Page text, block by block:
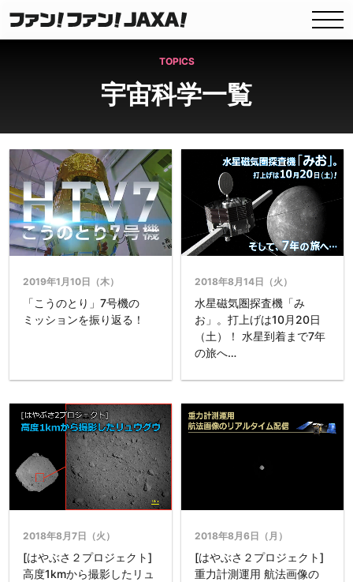
TOPICS
宇宙科学一覧
2019年1月10日（木）
「こうのとり」7号機の
ミッションを振り返る！
2018年8月14日（火）
水星磁気圏探査機「み
お」。打上げは10月20日
（土）！ 水星到着まで7年
の旅へ…
2018年8月7日（火）
[はやぶさ２プロジェクト]
高度1kmから撮影したリュ
2018年8月6日（月）
[はやぶさ２プロジェクト]
重力計測運用 航法画像の